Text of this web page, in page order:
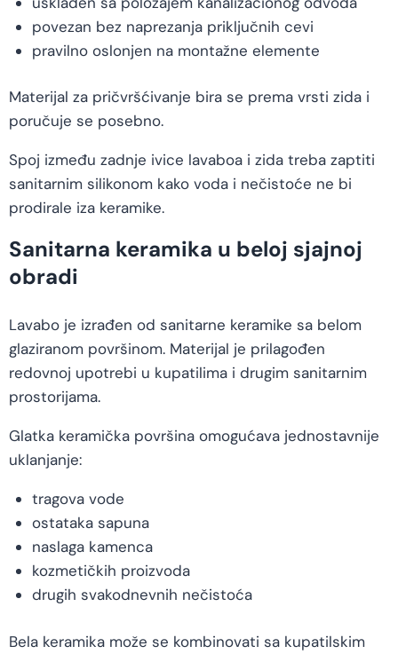
povezan bez naprezanja priključnih cevi
pravilno oslonjen na montažne elemente
Materijal za pričvršćivanje bira se prema vrsti zida i
poručuje se posebno.
Spoj između zadnje ivice lavaboa i zida treba zaptiti
sanitarnim silikonom kako voda i nečistoće ne bi
prodirale iza keramike.
Sanitarna keramika u beloj sjajnoj
obradi
Lavabo je izrađen od sanitarne keramike sa belom
glaziranom površinom. Materijal je prilagođen
redovnoj upotrebi u kupatilima i drugim sanitarnim
prostorijama.
Glatka keramička površina omogućava jednostavnije
uklanjanje:
tragova vode
ostataka sapuna
naslaga kamenca
kozmetičkih proizvoda
drugih svakodnevnih nečistoća
Bela keramika može se kombinovati sa kupatilskim